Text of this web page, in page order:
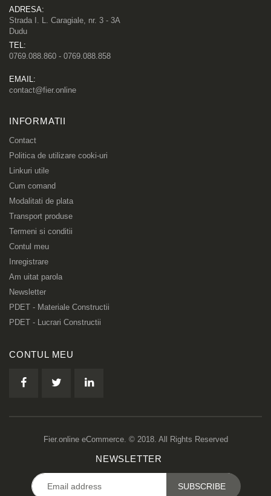
ADRESA:
Strada I. L. Caragiale, nr. 3 - 3A
Dudu
TEL:
0769.088.860 - 0769.088.858
EMAIL:
contact@fier.online
INFORMATII
Contact
Politica de utilizare cooki-uri
Linkuri utile
Cum comand
Modalitati de plata
Transport produse
Termeni si conditii
Contul meu
Inregistrare
Am uitat parola
Newsletter
PDET - Materiale Constructii
PDET - Lucrari Constructii
CONTUL MEU
Fier.online eCommerce. © 2018. All Rights Reserved
NEWSLETTER